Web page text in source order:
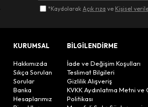
*Kaydolarak Açık rıza ve Kişisel
KURUMSAL
Hakkımızda
Sıkça Sorulan
Sorular
Banka
Hesaplarımız
BİLGİLENDİRME
İade ve Değişim Koşulları
Teslimat Bilgileri
Gizlilik Alışveriş
KVKK Aydınlatma Metni ve
Politikası